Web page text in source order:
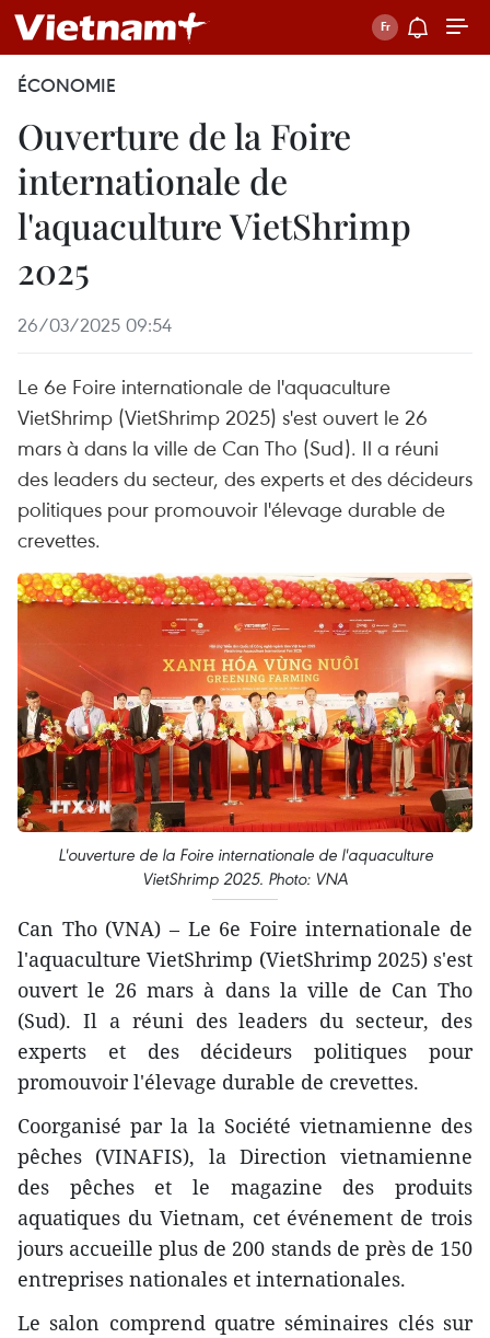
ÉCONOMIE
Ouverture de la Foire
internationale de
l'aquaculture VietShrimp
2025
26/03/2025 09:54
Le 6e Foire internationale de l'aquaculture
VietShrimp (VietShrimp 2025) s'est ouvert le 26
mars à dans la ville de Can Tho (Sud). Il a réuni
des leaders du secteur, des experts et des décideurs
politiques pour promouvoir l'élevage durable de
crevettes.
L'ouverture de la Foire internationale de l'aquaculture
VietShrimp 2025. Photo: VNA
Can Tho (VNA) – Le 6e Foire internationale de
l'aquaculture VietShrimp (VietShrimp 2025) s'est
ouvert le 26 mars à dans la ville de Can Tho
(Sud). Il a réuni des leaders du secteur, des
experts et des décideurs politiques pour
promouvoir l'élevage durable de crevettes.
Coorganisé par la la Société vietnamienne des
pêches (VINAFIS), la Direction vietnamienne
des pêches et le magazine des produits
aquatiques du Vietnam, cet événement de trois
jours accueille plus de 200 stands de près de 150
entreprises nationales et internationales.
Le salon comprend quatre séminaires clés sur